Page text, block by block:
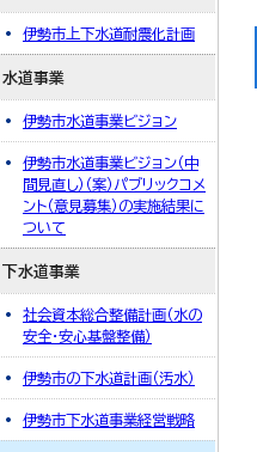
伊勢市上下水道耐震化計画
水道事業
伊勢市水道事業ビジョン
伊勢市水道事業ビジョン（中
間見直し）（案）パブリックコメ
ント（意見募集）の実施結果に
ついて
下水道事業
社会資本総合整備計画（水の
安全・安心基盤整備）
伊勢市の下水道計画（汚水）
伊勢市下水道事業経営戦略